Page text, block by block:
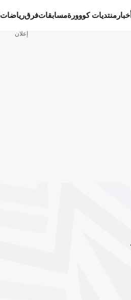
أخبار منتديات كووورةمسابقاتفرقرياضات
إعلان